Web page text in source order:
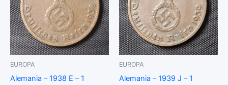
cantidad
EUROPA
Alemania – 1938 E – 1
EUROPA
Alemania – 1939 J – 1